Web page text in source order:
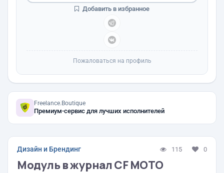
Добавить в избранное
Пожаловаться на профиль
Freelance.Boutique
Премиум-сервис для лучших исполнителей
Дизайн и Брендинг 115 0
Модуль в журнал CF MOTO